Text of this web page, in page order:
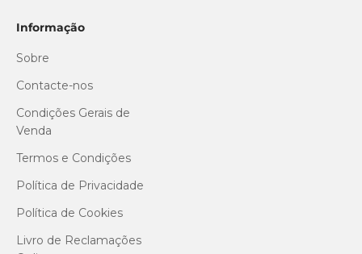
Informação
Sobre
Contacte-nos
Condições Gerais de
Venda
Termos e Condições
Política de Privacidade
Política de Cookies
Livro de Reclamações